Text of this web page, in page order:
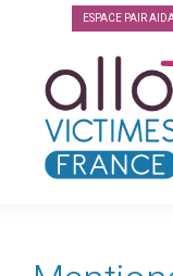
ESPACE PAIR